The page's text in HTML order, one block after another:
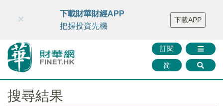
財華智庫網 FINTV FINMETA 財華證券 媒體矩陣
智庫沙龍
聯絡我們
訂閱
简
×
下載財華財經APP
把握投資先機
下載APP
搜尋結果